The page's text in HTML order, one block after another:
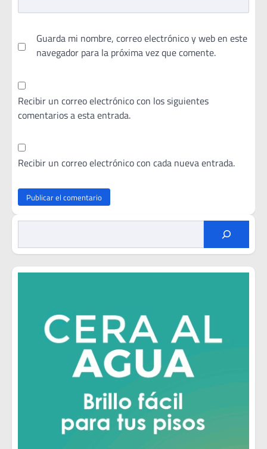
Guarda mi nombre, correo electrónico y web en este
navegador para la próxima vez que comente.
Recibir un correo electrónico con los siguientes
comentarios a esta entrada.
Recibir un correo electrónico con cada nueva entrada.